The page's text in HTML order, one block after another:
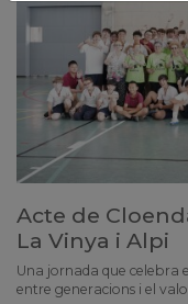
Acte de
La Vinya i Alpi
Una jornada que celebra
entre generacions i el